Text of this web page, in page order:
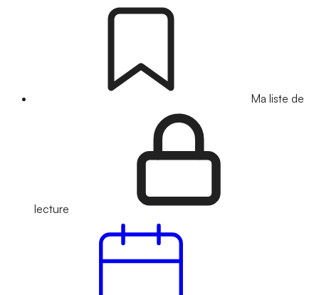
Ma liste de
lecture